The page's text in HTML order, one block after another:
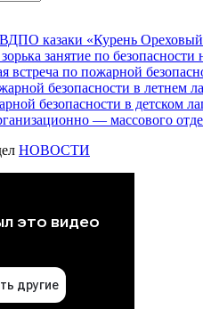
казаки «Курень
занятие по
встреча по пожарной
безопасности в летнем
безопасности в детском
— массового
НОВОСТИ